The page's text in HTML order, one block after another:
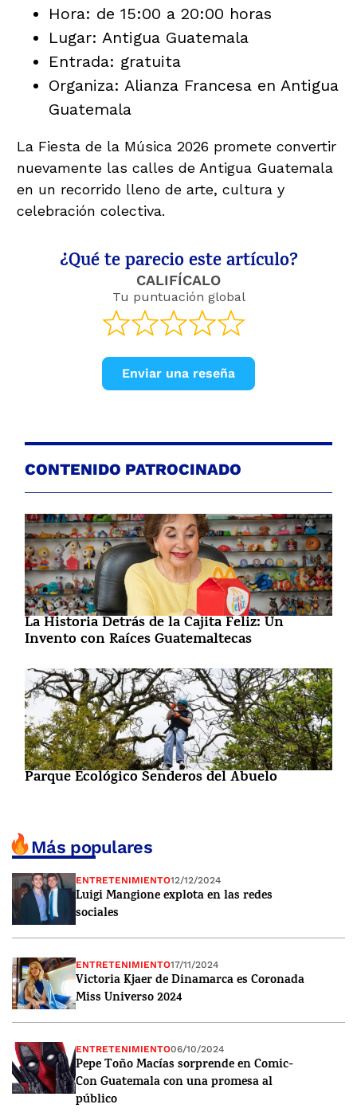
Hora: de 15:00 a 20:00 horas
Lugar: Antigua Guatemala
Entrada: gratuita
Organiza: Alianza Francesa en Antigua
Guatemala
La Fiesta de la Música 2026 promete convertir
nuevamente las calles de Antigua Guatemala
en un recorrido lleno de arte, cultura y
celebración colectiva.
¿Qué te parecio este artículo?
CALIFÍCALO
Tu puntuación global
Enviar una reseña
CONTENIDO PATROCINADO
La Historia Detrás de la Cajita Feliz: Un
Invento con Raíces Guatemaltecas
Parque Ecológico Senderos del Abuelo
Más populares
ENTRETENIMIENTO12/12/2024
Luigi Mangione explota en las redes
sociales
ENTRETENIMIENTO17/11/2024
Victoria Kjaer de Dinamarca es Coronada
Miss Universo 2024
ENTRETENIMIENTO06/10/2024
Pepe Toño Macías sorprende en Comic-
Con Guatemala con una promesa al
público